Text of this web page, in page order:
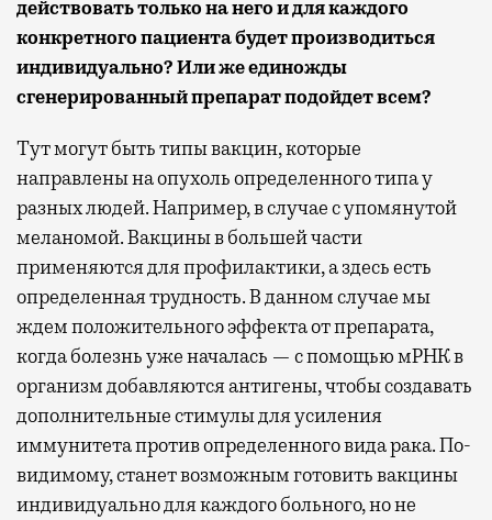
действовать только на него и для каждого
конкретного пациента будет производиться
индивидуально? Или же единожды
сгенерированный препарат подойдет всем?
Тут могут быть типы вакцин, которые
направлены на опухоль определенного типа у
разных людей. Например, в случае с упомянутой
меланомой. Вакцины в большей части
применяются для профилактики, а здесь есть
определенная трудность. В данном случае мы
ждем положительного эффекта от препарата,
когда болезнь уже началась — с помощью мРНК в
организм добавляются антигены, чтобы создавать
дополнительные стимулы для усиления
иммунитета против определенного вида рака. По-
видимому, станет возможным готовить вакцины
индивидуально для каждого больного, но не